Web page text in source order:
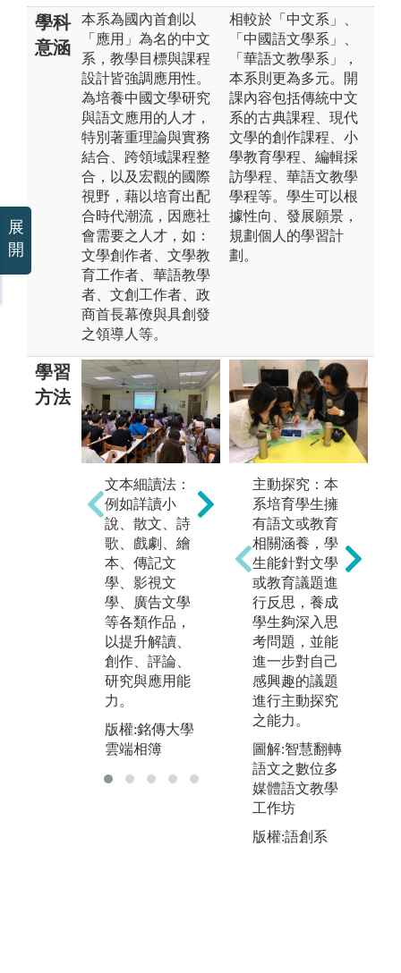
學科
意涵
本系為國內首創以
「應用」為名的中文
系，教學目標與課程
設計皆強調應用性。
為培養中國文學研究
與語文應用的人才，
特別著重理論與實務
結合、跨領域課程整
合，以及宏觀的國際
視野，藉以培育出配
合時代潮流，因應社
會需要之人才，如：
文學創作者、文學教
育工作者、華語教學
者、文創工作者、政
商首長幕僚與具創發
之領導人等。
相較於「中文系」、
「中國語文學系」、
「華語文教學系」，
本系則更為多元。開
課內容包括傳統中文
系的古典課程、現代
文學的創作課程、小
學教育學程、編輯採
訪學程、華語文教學
學程等。學生可以根
據性向、發展願景，
規劃個人的學習計
劃。
學習
方法
文本細讀法：
例如詳讀小
說、散文、詩
歌、戲劇、繪
本、傳記文
學、影視文
學、廣告文學
等各類作品，
以提升解讀、
創作、評論、
研究與應用能
力。
版權:銘傳大學
雲端相簿
口語表達法：
透過多次各類
課程的口頭報
告演練，以增
進口語表達、
教學與傳播能
力。
版權:銘傳大學
雲端相簿
主動探究：本
系培育學生擁
有語文或教育
相關涵養，學
生能針對文學
或教育議題進
行反思，養成
學生夠深入思
考問題，並能
進一步對自己
感興趣的議題
進行主動探究
之能力。
圖解:智慧翻轉
語文之數位多
媒體語文教學
工作坊
版權:語創系
展
開